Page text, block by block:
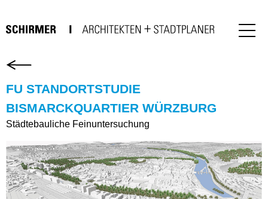
FU STANDORTSTUDIE
BISMARCKQUARTIER WÜRZBURG
Städtebauliche Feinuntersuchung